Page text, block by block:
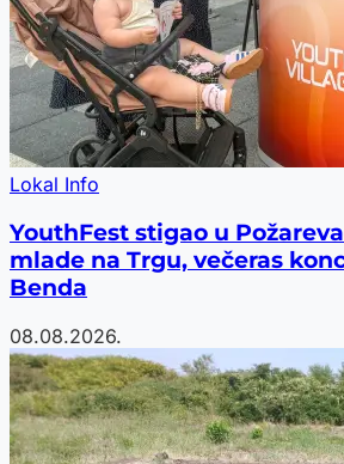
Lokal Info
YouthFest stigao u
mlade na Trgu, večeras
Benda
08.08.2026.